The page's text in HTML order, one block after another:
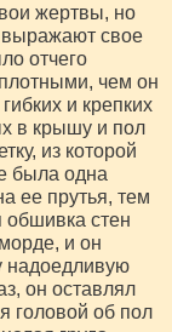
жертвы, но
выражают свое
отчего
чем он
и крепких
в крышу и пол
из которой
была одна
ее прутья, тем
стен
и он
надоедливую
он оставлял
головой об пол